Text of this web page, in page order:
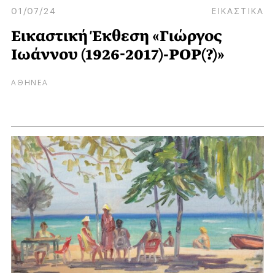
01/07/24 ΕΙΚΑΣΤΙΚΑ
Εικαστική Έκθεση «Γιώργος
Ιωάννου (1926-2017)-POP(?)»
ΑΘΗΝΕΑ